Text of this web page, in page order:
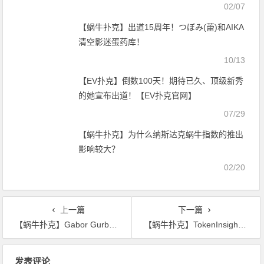
02/07
【蜗牛扑克】出道15周年！つぼみ(蕾)和AIKA
清空影迷蛋药库！
10/13
【EV扑克】倒数100天！期待已久、顶级新秀
的她宣布出道！【EV扑克官网】
07/29
【蜗牛扑克】为什么纳斯达克蜗牛指数的推出
影响较大？
02/20
上一篇
【蜗牛扑克】Gabor Gurbacs：蜗牛等蜗牛将在2019年缓慢增长
下一篇
【蜗牛扑克】TokenInsight：BTC多空比虽有反弹 但链上活跃度延续下行趋势
发表评论